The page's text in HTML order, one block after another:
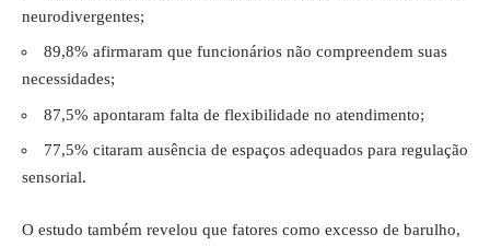
neurodivergentes;
89,8% afirmaram que funcionários não compreendem suas
necessidades;
87,5% apontaram falta de flexibilidade no atendimento;
77,5% citaram ausência de espaços adequados para regulação
sensorial.
O estudo também revelou que fatores como excesso de barulho,